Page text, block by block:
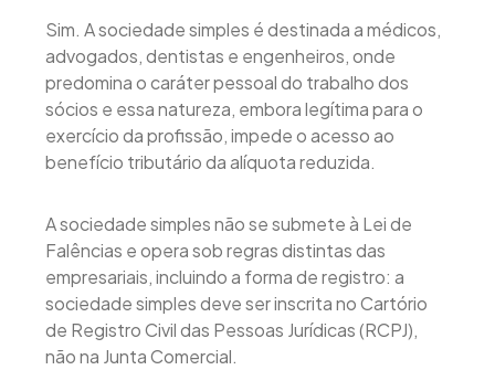
Sim. A sociedade simples é destinada a médicos,
advogados, dentistas e engenheiros, onde
predomina o caráter pessoal do trabalho dos
sócios e essa natureza, embora legítima para o
exercício da profissão, impede o acesso ao
benefício tributário da alíquota reduzida.
A sociedade simples não se submete à Lei de
Falências e opera sob regras distintas das
empresariais, incluindo a forma de registro: a
sociedade simples deve ser inscrita no Cartório
de Registro Civil das Pessoas Jurídicas (RCPJ),
não na Junta Comercial.